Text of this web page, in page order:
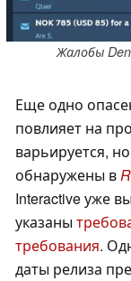
Жалобы
Еще одно
повлияет на
варьируется,
обнаружены в
Interactive уже
указаны
требования.
даты релиза